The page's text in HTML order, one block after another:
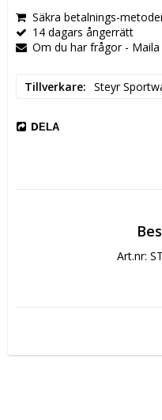
Säkra betalnings-
14 dagars ångerrätt
Om du har frågor -
Tillverkare Steyr
DELA
Art.nr: